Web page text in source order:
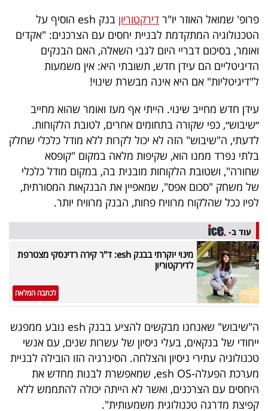
פרופ' שמואל האוזר יו"ר דירקטוריון
בנק esh הוסיף על
הטכנולוגיה המתקדמת לבניית יחסים עם הצרכנים: "אקדים
ואומר, בסיכום דבריי היום לגבי השאלה, האם הבנקים
הדיגיטליים הם עידן חדש, תשובתי היא: אין משמעות
ל"דיגיטליות" אם היא אינה מבשרת שינוי!
עידן חדש מחייב שינוי. הייתי אף מעז ואומר שהוא מחייב
״שיבוש״, כפי שקורה בתחומים אחרים, לטובת הלקוחות.
לדעתי, ה"שיבוש" הזה לא יכול לקרות ללא מודל כלכלי שחלק
בלתי נפרד ממנו הוא, שקיפות מלאה במקום "קופסא
שחורה", ושטובת הלקוחות מובנית בה, במקום מודל כלכלי
של משחק "סכום אפס", שמאפיין את הבנקאות המסורתית,
לפיו ככל שהלקוח מרוויח פחות, הבנק מרוויח יותר.
עוד ב-
מינוי יוקרתי בבנק esh: ד"ר קירה רדינסקי מצטרפת
לדירקטוריון
לכתבה המלאה
ה"שיבוש" שאנחנו מבקשים להציע בבנק esh נובע ממפגש
ייחודי של בנקאים, בעלי ניסיון של עשרות שנים, עם אנשי
טכנולוגיה עתירי ניסיון והצלחה. הסינרגיה הזו הובילה לבניית
מערכת הפעלה-esh OS, שמאפשרת לבנות מחדש את
היחסים עם הצרכנים, ואשר לא הייתה יכולה להתממש ללא
קפיצת מדרגה טכנולוגית משמעותית".